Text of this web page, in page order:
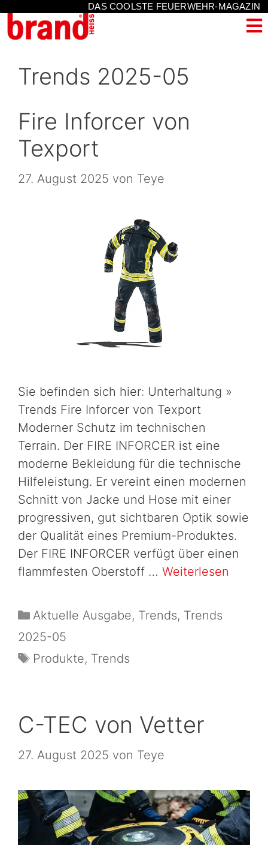
DAS COOLSTE FEUERWEHR-MAGAZIN
Trends 2025-05
Fire Inforcer von
Texport
27. August 2025 von Teye
Sie befinden sich hier: Unterhaltung »
Trends Fire Inforcer von Texport
Moderner Schutz im technischen
Terrain. Der FIRE INFORCER ist eine
moderne Bekleidung für die technische
Hilfeleistung. Er vereint einen modernen
Schnitt von Jacke und Hose mit einer
progressiven, gut sichtbaren Optik sowie
der Qualität eines Premium-Produktes.
Der FIRE INFORCER verfügt über einen
flammfesten Oberstoff … Weiterlesen
Aktuelle Ausgabe, Trends, Trends
2025-05
Produkte, Trends
C-TEC von Vetter
27. August 2025 von Teye